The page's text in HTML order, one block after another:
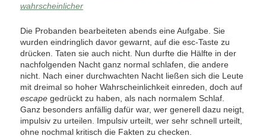
wahrscheinlicher
Die Probanden bearbeiteten abends eine Aufgabe. Sie
wurden eindringlich davor gewarnt, auf die esc-Taste zu
drücken. Taten sie auch nicht. Nun durfte die Hälfte in der
nachfolgenden Nacht ganz normal schlafen, die andere
nicht. Nach einer durchwachten Nacht ließen sich die Leute
mit dreimal so hoher Wahrscheinlichkeit einreden, doch auf
escape gedrückt zu haben, als nach normalem Schlaf.
Ganz besonders anfällig dafür war, wer generell dazu neigt,
impulsiv zu urteilen. Impulsiv urteilt, wer sehr schnell urteilt,
ohne nochmal kritisch die Fakten zu checken.